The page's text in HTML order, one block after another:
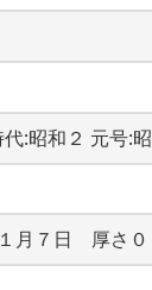
:昭和２ 元号:
月７日　厚さ